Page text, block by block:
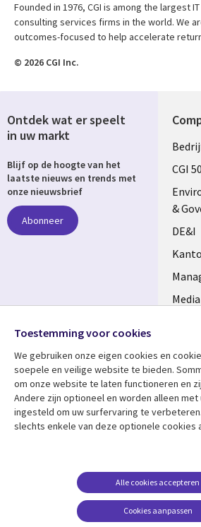
Founded in 1976, CGI is among the largest
consulting services firms in the world. We
outcomes-focused to help accelerate
© 2026 CGI Inc.
CGI
&
DE&I
Bekijk meer
Library
NETHERLANDS
Artikelen
Evenementen
Ontdek wat er speelt
in uw markt
Blijf op de hoogte van het
laatste nieuws en trends met
onze nieuwsbrief
Abonneer
Media
NETHERLANDS
Toestemming voor cookies
We gebruiken onze eigen cookies en
soepele en veilige website te bieden.
om onze website te laten functioneren en
Andere zijn optioneel en worden alleen
ingesteld om uw surfervaring te
slechts enkele van deze optionele cookies
Cookies aanpassen
Alle cookies accepteren